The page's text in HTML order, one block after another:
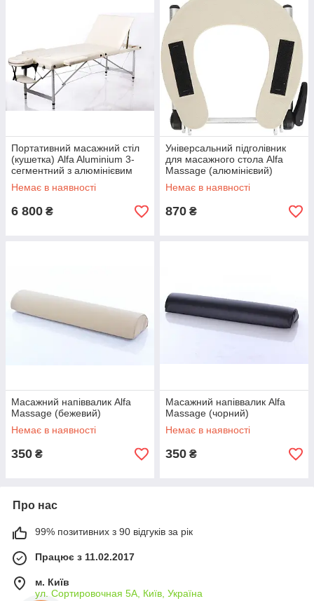
Портативний масажний стіл
(кушетка) Alfa Aluminium 3-
сегментний з алюмінієвим
каркасом, ширина 70 см
Немає в наявності
6 800 ₴
Універсальний підголівник
для масажного стола Alfa
Massage (алюмінієвий)
Немає в наявності
870 ₴
Масажний напіввалик Alfa
Massage (бежевий)
Немає в наявності
350 ₴
Масажний напіввалик Alfa
Massage (чорний)
Немає в наявності
350 ₴
Про нас
99% позитивних з 90 відгуків за рік
Працює з 11.02.2017
м. Київ
ул. Сортировочная 5А, Київ, Україна